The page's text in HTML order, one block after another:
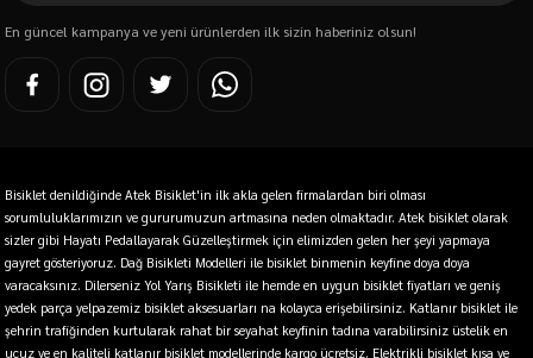
En güncel kampanya ve yeni ürünlerden ilk sizin haberiniz olsun!
Bisiklet denildiğinde Atek Bisiklet'in ilk akla gelen firmalardan biri olması
sorumluluklarımızın ve gururumuzun artmasına neden olmaktadır. Atek bisiklet olarak
sizler gibi Hayatı Pedallayarak Güzelleştirmek için elimizden gelen her şeyi yapmaya
gayret gösteriyoruz. Dağ Bisikleti Modelleri ile bisiklet binmenin keyfine doya doya
varacaksınız. Dilerseniz Yol Yarış Bisikleti ile hemde en uygun bisiklet fiyatları ve geniş
yedek parça yelpazemiz bisiklet aksesuarları na kolayca erişebilirsiniz. Katlanır bisiklet ile
şehrin trafiğinden kurtularak rahat bir seyahat keyfinin tadına varabilirsiniz üstelik en
ucuz ve en kaliteli katlanır bisiklet modellerinde kargo ücretsiz. Elektrikli bisiklet kısa ve